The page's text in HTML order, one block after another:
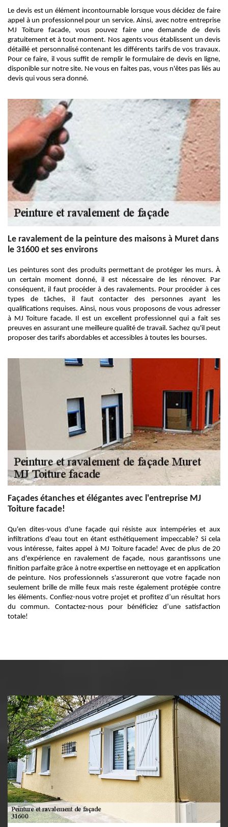
Le devis est un élément incontournable lorsque vous décidez de faire
appel à un professionnel pour un service. Ainsi, avec notre entreprise
MJ Toiture facade, vous pouvez faire une demande de devis
gratuitement et à tout moment. Nos agents vous établissent un devis
détaillé et personnalisé contenant les différents tarifs de vos travaux.
Pour ce faire, il vous suffit de remplir le formulaire de devis en ligne,
disponible sur notre site. Ne vous en faites pas, vous n'êtes pas liés au
devis qui vous sera donné.
Le ravalement de la peinture des maisons à Muret dans
le 31600 et ses environs
Les peintures sont des produits permettant de protéger les murs. À
un certain moment donné, il est nécessaire de les rénover. Par
conséquent, il faut procéder à des ravalements. Pour procéder à ces
types de tâches, il faut contacter des personnes ayant les
qualifications requises. Ainsi, nous vous proposons de vous adresser
à MJ Toiture facade. Il est un excellent professionnel qui a fait ses
preuves en assurant une meilleure qualité de travail. Sachez qu'il peut
proposer des tarifs abordables et accessibles à toutes les bourses.
Façades étanches et élégantes avec l'entreprise MJ
Toiture facade!
Qu'en dites-vous d'une façade qui résiste aux intempéries et aux
infiltrations d'eau tout en étant esthétiquement impeccable? Si cela
vous intéresse, faites appel à MJ Toiture facade! Avec de plus de 20
ans d'expérience en ravalement de façade, nous garantissons une
finition parfaite grâce à notre expertise en nettoyage et en application
de peinture. Nos professionnels s'assureront que votre façade non
seulement brille de mille feux mais reste également protégée contre
les éléments. Confiez-nous votre projet et profitez d’un résultat hors
du commun. Contactez-nous pour bénéficiez d’une satisfaction
totale!